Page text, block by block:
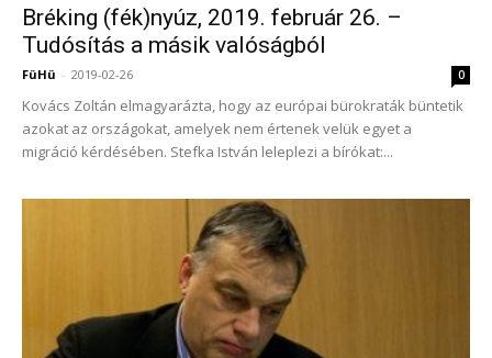
Bréking (fék)nyúz, 2019. február 26. –
Tudósítás a másik valóságból
FüHü - 2019-02-26 0
Kovács Zoltán elmagyarázta, hogy az európai bürokraták büntetik
azokat az országokat, amelyek nem értenek velük egyet a
migráció kérdésében. Stefka István leleplezi a bírókat:...